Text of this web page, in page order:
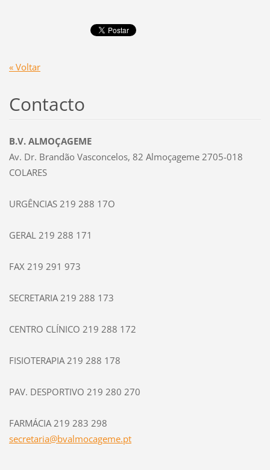
« Voltar
Contacto
B.V. ALMOÇAGEME
Av. Dr. Brandão Vasconcelos, 82 Almoçageme 2705-018
COLARES
URGÊNCIAS 219 288 17O
GERAL 219 288 171
FAX 219 291 973
SECRETARIA 219 288 173
CENTRO CLÍNICO 219 288 172
FISIOTERAPIA 219 288 178
PAV. DESPORTIVO 219 280 270
FARMÁCIA 219 283 298
secretaria@bvalmocageme.pt